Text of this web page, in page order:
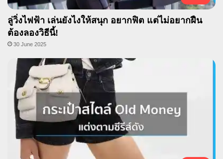
ลู่วิ่งไฟฟ้า เล่นยังไงให้สนุก อยากฟิต แต่ไม่อยากฝืน
ต้องลองวิธีนี้!
30 June 2025